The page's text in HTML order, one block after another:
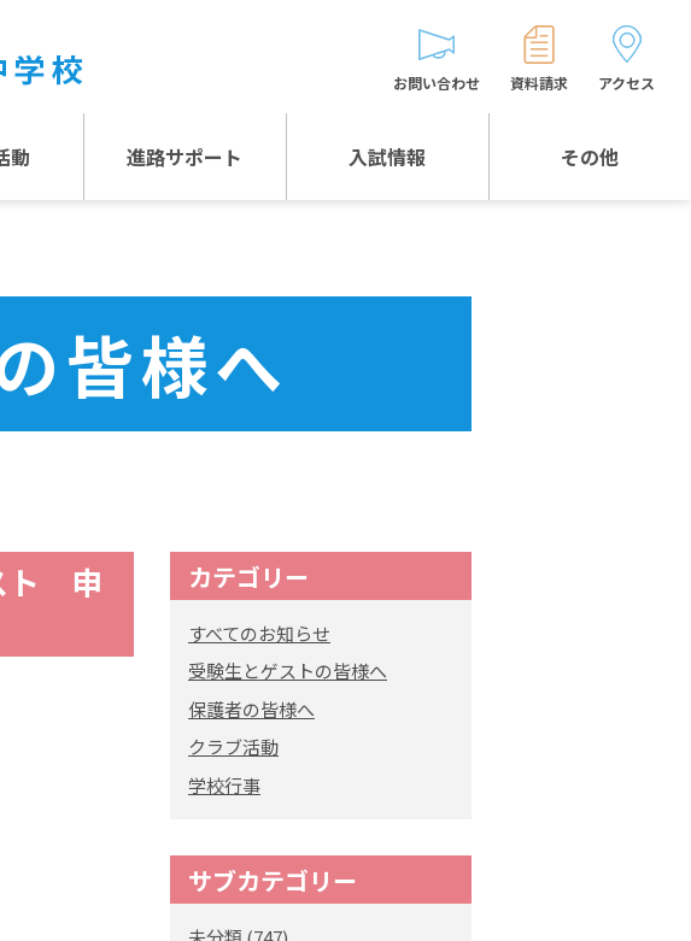
動 進路サポート 入試情報 その他
お問い合わせ 資料請求 アクセス
皆様へ
ト 申
カテゴリー
すべてのお知らせ
受験生とゲストの皆様へ
保護者の皆様へ
クラブ活動
学校行事
サブカテゴリー